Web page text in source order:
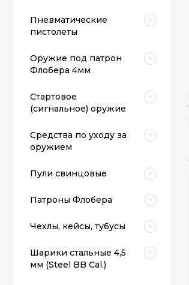
Пневматические
пистолеты
Оружие под патрон
Флобера 4мм
Стартовое
(сигнальное) оружие
Средства по уходу за
оружием
Пули свинцовые
Патроны Флобера
Чехлы, кейсы, тубусы
Шарики стальные 4,5
мм (Steel BB Cal.)